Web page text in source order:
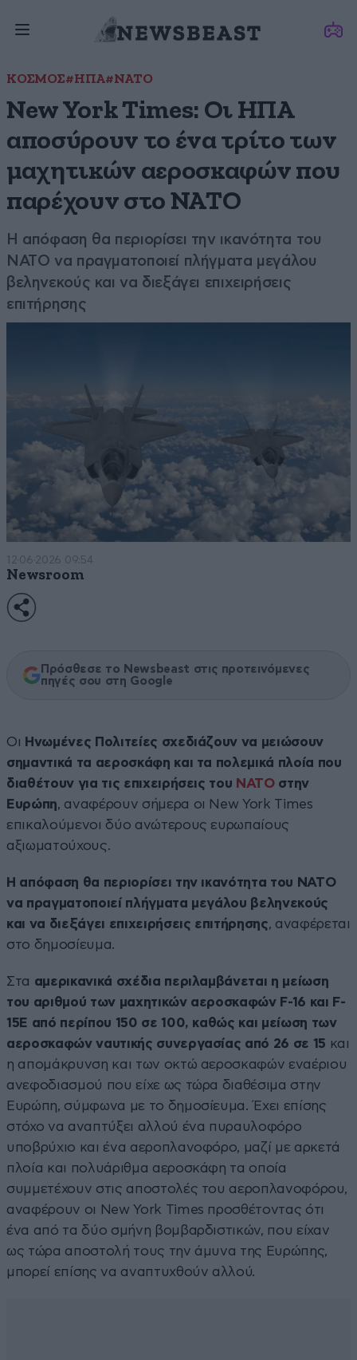
ΚΟΣΜΟΣ#ΗΠΑ#ΝΑΤΟ
New York Times: Οι ΗΠΑ
αποσύρουν το ένα τρίτο των
μαχητικών αεροσκαφών που
παρέχουν στο ΝΑΤΟ
Η απόφαση θα περιορίσει την ικανότητα του
ΝΑΤΟ να πραγματοποιεί πλήγματα μεγάλου
βεληνεκούς και να διεξάγει επιχειρήσεις
επιτήρησης
12·06·2026 09:54
Newsroom
Πρόσθεσε το Newsbeast στις προτεινόμενες
πηγές σου στη Google
Οι Ηνωμένες Πολιτείες σχεδιάζουν να μειώσουν
σημαντικά τα αεροσκάφη και τα πολεμικά πλοία που
διαθέτουν για τις επιχειρήσεις του ΝΑΤΟστην
Ευρώπη, αναφέρουν σήμερα οι New York Times
επικαλούμενοι δύο ανώτερους ευρωπαίους
αξιωματούχους.
Η απόφαση θα περιορίσει την ικανότητα του ΝΑΤΟ
να πραγματοποιεί πλήγματα μεγάλου βεληνεκούς
και να διεξάγει επιχειρήσεις επιτήρησης, αναφέρεται
στο δημοσίευμα.
Στα αμερικανικά σχέδια περιλαμβάνεται η μείωση
του αριθμού των μαχητικών αεροσκαφών F-16 και F-
15E από περίπου 150 σε 100, καθώς και μείωση των
αεροσκαφών ναυτικής συνεργασίας από 26 σε 15 και
η απομάκρυνση και των οκτώ αεροσκαφών εναέριου
ανεφοδιασμού που είχε ως τώρα διαθέσιμα στην
Ευρώπη, σύμφωνα με το δημοσίευμα. Έχει επίσης
στόχο να αναπτύξει αλλού ένα πυραυλοφόρο
υποβρύχιο και ένα αεροπλανοφόρο, μαζί με αρκετά
πλοία και πολυάριθμα αεροσκάφη τα οποία
συμμετέχουν στις αποστολές του αεροπλανοφόρου,
αναφέρουν οι New York Times προσθέτοντας ότι
ένα από τα δύο σμήνη βομβαρδιστικών, που είχαν
ως τώρα αποστολή τους την άμυνα της Ευρώπης,
μπορεί επίσης να αναπτυχθούν αλλού.